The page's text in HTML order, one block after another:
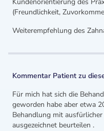
Kundenorientierung des
(Freundlichkeit,
Weiterempfehlung des
Kommentar Patient zu
Für mich hat sich die
geworden habe aber etwa
Behandlung mit
ausgezeichnet beurteilen .